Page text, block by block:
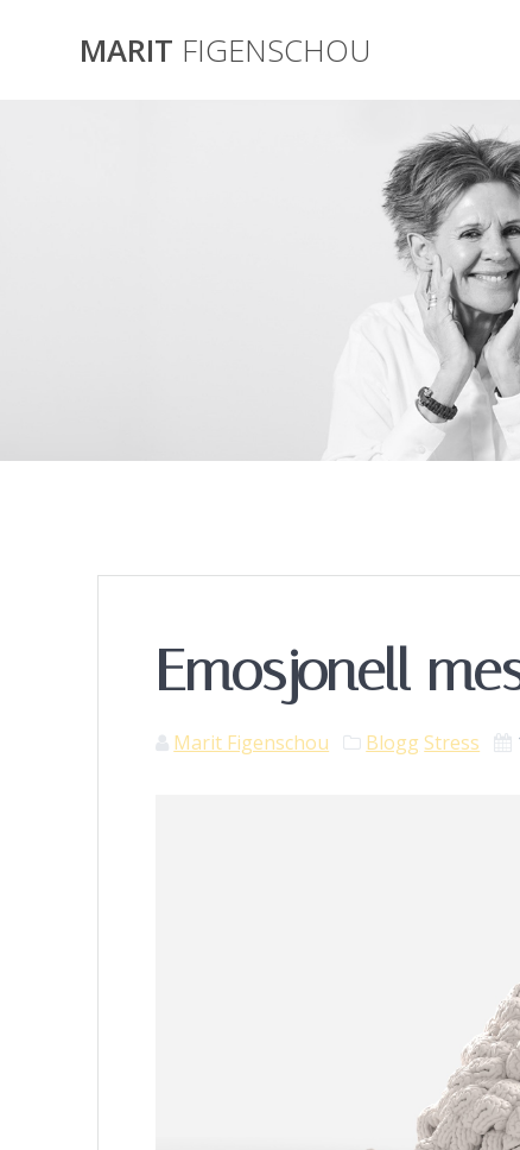
MARIT FIGENSCHOU
Emosjonell
Marit Figenschou Blogg Stress